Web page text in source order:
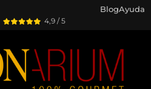
4,9 / 5
BlogAyuda